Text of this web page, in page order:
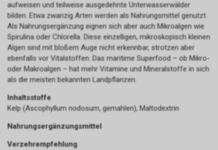
aufweisen und teilweise ausgedehnte Unterwasserwälder
bilden. Etwa zwanzig Arten werden als Nahrungsmittel genutzt.
Als Nahrungsergänzung eignen sich aber auch Mikroalgen wie
Spirulina oder Chlorella. Diese einzelligen, mikroskopisch kleinen
Algen sind mit bloßem Auge nicht erkennbar, strotzen aber
ebenfalls vor Vitalstoffen. Das maritime Superfood – ob Mikro-
oder Makroalgen – hat mehr Vitamine und Mineralstoffe in sich
als die meisten bekannten Landpflanzen.
Inhaltsstoffe
Kelp (Ascophyllum nodosum, gemahlen), Maltodextrin
Nahrungsergänzungsmittel
Verzehrempfehlung